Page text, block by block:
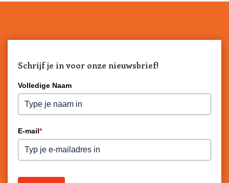
Schrijf je in voor onze nieuwsbrief!
Volledige Naam
E-mail*